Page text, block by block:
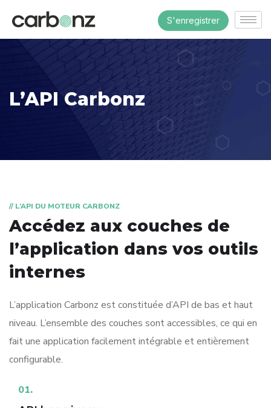
S'enregistrer
L’API Carbonz
// L’API DU MOTEUR CARBONZ
Accédez aux couches de
l’application dans vos outils
internes
L’application Carbonz est constituée d’API de bas et haut
niveau. L’ensemble des couches sont accessibles, ce qui en
fait une application facilement intégrable et entièrement
configurable.​
01.